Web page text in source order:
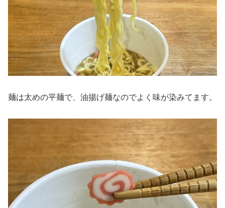
麺は太めの平麺で、油揚げ麺なのでよく味が染みてます。